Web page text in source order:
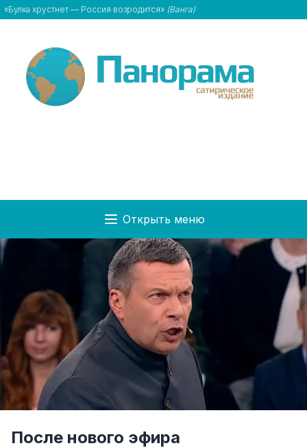
«Булка хрустнет — Россия возродится» (Ванга)
Открыть меню
После нового эфира